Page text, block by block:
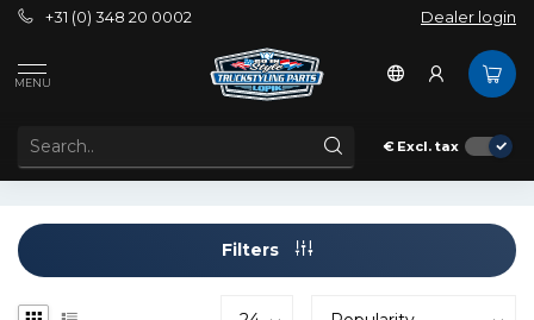
+31 (0) 348 20 0002 Dealer login
MENU
€ Excl. tax
Brands
Filters